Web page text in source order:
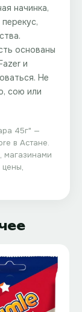
начинка,
основаны
и
Не
сою или
45г" —
в Астане.
магазинами